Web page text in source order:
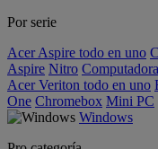
Por serie
Acer Aspire todo en uno
Aspire Nitro
Acer Veriton todo en uno
One Chromebox Mini PC
Windows